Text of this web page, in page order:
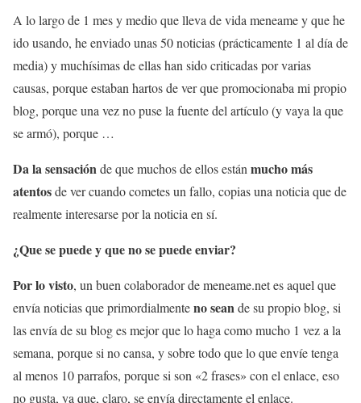
A lo largo de 1 mes y medio que lleva de vida meneame y que he
ido usando, he enviado unas 50 noticias (prácticamente 1 al día de
media) y muchísimas de ellas han sido criticadas por varias
causas, porque estaban hartos de ver que promocionaba mi propio
blog, porque una vez no puse la fuente del artículo (y vaya la que
se armó), porque …
Da la sensaciónde que muchos de ellos están mucho más
atentosde ver cuando cometes un fallo, copias una noticia que de
realmente interesarse por la noticia en sí.
¿Que se puede y que no se puede enviar?
Por lo visto, un buen colaborador de meneame.net es aquel que
envía noticias que primordialmenteno seande su propio blog, si
las envía de su blog es mejor que lo haga como mucho 1 vez a la
semana, porque si no cansa, y sobre todo que lo que envíe tenga
al menos 10 parrafos, porque si son «2 frases» con el enlace, eso
no gusta, ya que, claro, se envía directamente el enlace.